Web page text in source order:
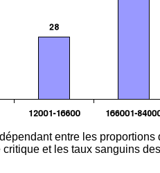
entre les proportions
et les taux sanguins des